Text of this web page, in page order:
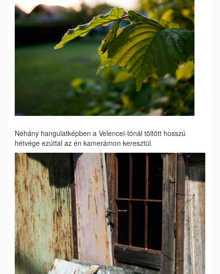
Néhány hangulatképben a Velencei-tónál töltött hosszú
hétvége ezúttal az én kamerámon keresztül.